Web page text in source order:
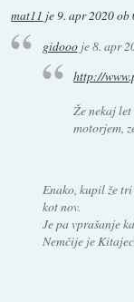
mat11 je9. apr 2020 ob
gidoooje8. apr
http://
Že nekaj
motorjem,
Enako, kupil že tri
kot nov.
Je pa vprašanje
Nemčije je